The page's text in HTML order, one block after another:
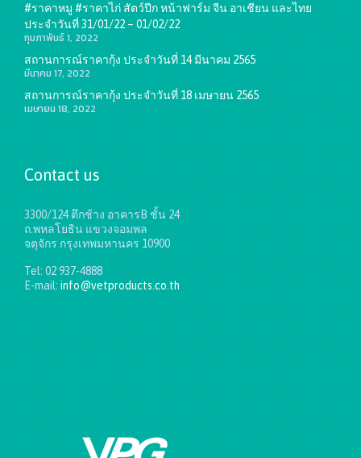
#ราคาหมู #ราคาไก่ สัตว์ปีก หน้าฟาร์ม จีน อาเชียน และไทย
ประจำวันที่ 31/01/22 – 01/02/22
กุมภาพันธ์ 1, 2022
สถานการณ์ราคากุ้ง ประจำวันที่ 14 มีนาคม 2565
มีนาคม 17, 2022
สถานการณ์ราคากุ้ง ประจำวันที่ 18 เมษายน 2565
เมษายน 18, 2022
Contact us
3300/124 ตึกช้าง อาคารB ชั้น 24
ถ.พหลโยธิน แขวงจอมพล
จตุจักร กรุงเทพมหานคร 10900
Tel: 02 937-4888
E-mail: info@vetproducts.co.th